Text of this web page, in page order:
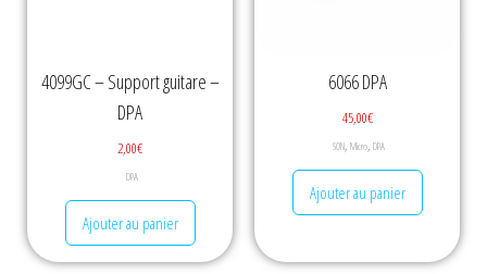
4099GC – Support guitare –
DPA
2,00€
DPA
Ajouter au panier
6066 DPA
45,00€
SON, Micro, DPA
Ajouter au panier